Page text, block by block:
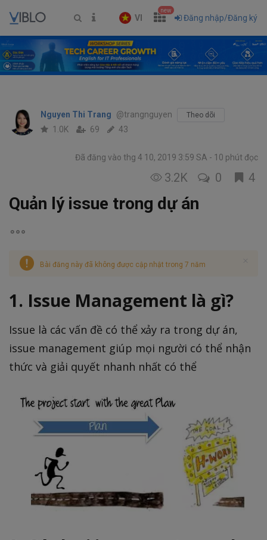
VI
new
Đăng nhập/Đăng ký
Nguyen Thi Trang @trangnguyen Theo dõi
1.0K 69 43
Đã đăng vào thg 4 10, 2019 3:59 SA 10 phút đọc
3.2K 0 4
Quản lý issue trong dự án
Bài đăng này đã không được cập nhật trong 7 năm
1. Issue Management là gì?
Issue là các vấn đề có thể xảy ra trong dự án,
issue management giúp mọi người có thể nhận
thức và giải quyết nhanh nhất có thể